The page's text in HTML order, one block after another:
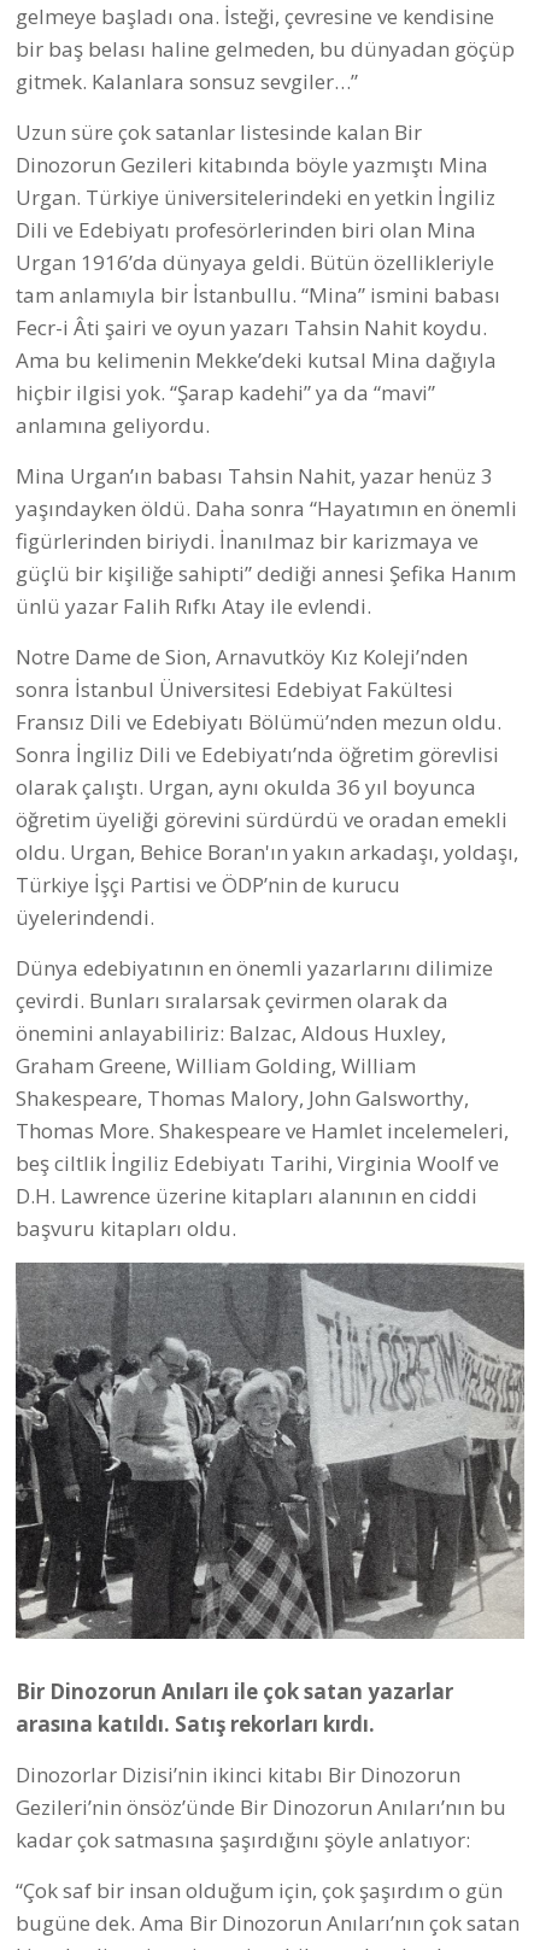
gelmeye başladı ona. İsteği, çevresine ve kendisine
bir baş belası haline gelmeden, bu dünyadan göçüp
gitmek. Kalanlara sonsuz sevgiler…”
Uzun süre çok satanlar listesinde kalan Bir
Dinozorun Gezileri kitabında böyle yazmıştı Mina
Urgan. Türkiye üniversitelerindeki en yetkin İngiliz
Dili ve Edebiyatı profesörlerinden biri olan Mina
Urgan 1916’da dünyaya geldi. Bütün özellikleriyle
tam anlamıyla bir İstanbullu. “Mina” ismini babası
Fecr-i Âti şairi ve oyun yazarı Tahsin Nahit koydu.
Ama bu kelimenin Mekke’deki kutsal Mina dağıyla
hiçbir ilgisi yok. “Şarap kadehi” ya da “mavi”
anlamına geliyordu.
Mina Urgan’ın babası Tahsin Nahit, yazar henüz 3
yaşındayken öldü. Daha sonra “Hayatımın en önemli
figürlerinden biriydi. İnanılmaz bir karizmaya ve
güçlü bir kişiliğe sahipti” dediği annesi Şefika Hanım
ünlü yazar Falih Rıfkı Atay ile evlendi.
Notre Dame de Sion, Arnavutköy Kız Koleji’nden
sonra İstanbul Üniversitesi Edebiyat Fakültesi
Fransız Dili ve Edebiyatı Bölümü’nden mezun oldu.
Sonra İngiliz Dili ve Edebiyatı’nda öğretim görevlisi
olarak çalıştı. Urgan, aynı okulda 36 yıl boyunca
öğretim üyeliği görevini sürdürdü ve oradan emekli
oldu. Urgan, Behice Boran'ın yakın arkadaşı, yoldaşı,
Türkiye İşçi Partisi ve ÖDP’nin de kurucu
üyelerindendi.
Dünya edebiyatının en önemli yazarlarını dilimize
çevirdi. Bunları sıralarsak çevirmen olarak da
önemini anlayabiliriz: Balzac, Aldous Huxley,
Graham Greene, William Golding, William
Shakespeare, Thomas Malory, John Galsworthy,
Thomas More. Shakespeare ve Hamlet incelemeleri,
beş ciltlik İngiliz Edebiyatı Tarihi, Virginia Woolf ve
D.H. Lawrence üzerine kitapları alanının en ciddi
başvuru kitapları oldu.
Bir Dinozorun Anıları ile çok satan yazarlar
arasına katıldı. Satış rekorları kırdı.
Dinozorlar Dizisi’nin ikinci kitabı Bir Dinozorun
Gezileri’nin önsöz’ünde Bir Dinozorun Anıları’nın bu
kadar çok satmasına şaşırdığını şöyle anlatıyor:
“Çok saf bir insan olduğum için, çok şaşırdım o gün
bugüne dek. Ama Bir Dinozorun Anıları’nın çok satan